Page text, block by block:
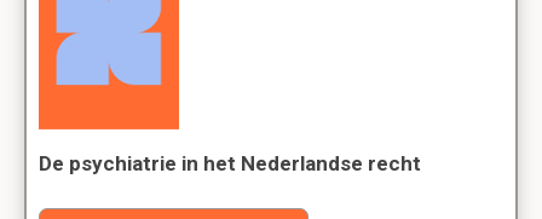
De psychiatrie in het Nederlandse recht